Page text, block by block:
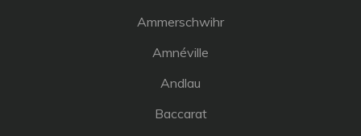
Ammerschwihr
Amnéville
Andlau
Baccarat